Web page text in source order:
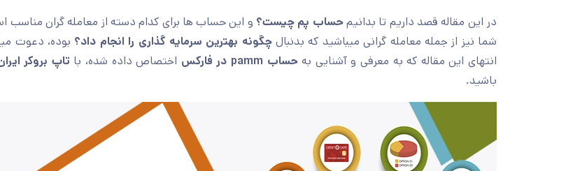
در این مقاله قصد داریم تا بدانیمحساب پم چیست؟ و این حساب ها برای کدام دسته از معامله گران مناسب
شما نیز از جمله معامله گرانی میباشید که بدنبالچگونه بهترین سرمایه گذاری را انجام داد؟ بوده، دعوت
انتهای این مقاله که به معرفی و آشنایی بهحساب pamm در فارکس اختصاص داده شده، با تاپ بروکر
باشید.